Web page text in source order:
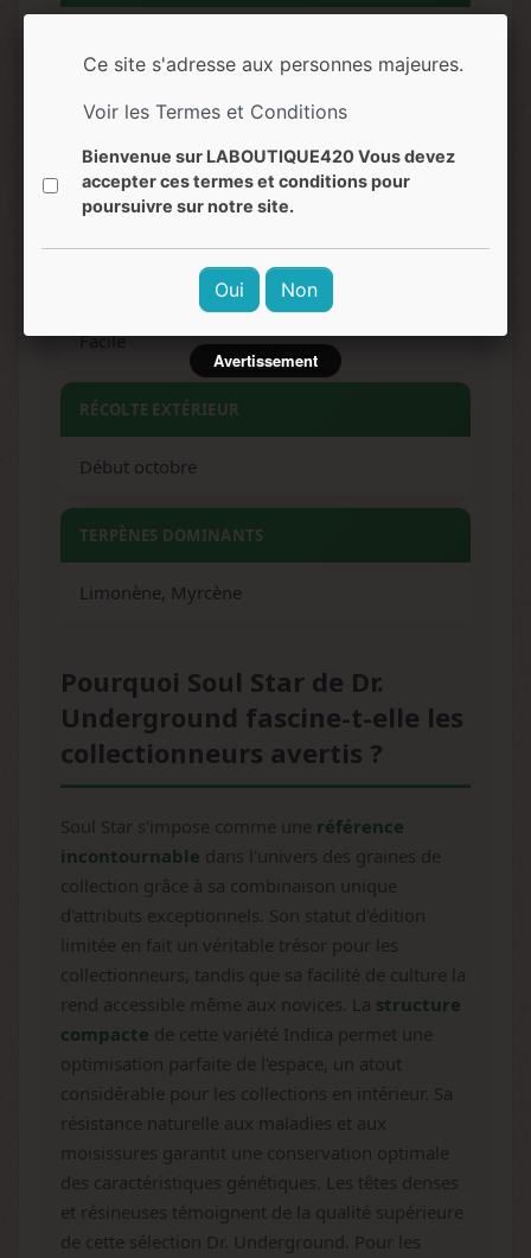
métalliques
Relaxation profonde, euphorie douce,
stimulation créative
NIVEAU DE DIFFICULTÉ
Facile
RÉCOLTE EXTÉRIEUR
Début octobre
TERPÈNES DOMINANTS
Limonène, Myrcène
Pourquoi Soul Star de Dr.
Underground fascine-t-elle les
collectionneurs avertis ?
Soul Star s'impose comme une référence
incontournable dans l'univers des graines de
collection grâce à sa combinaison unique
d'attributs exceptionnels. Son statut d'édition
limitée en fait un véritable trésor pour les
collectionneurs, tandis que sa facilité de culture la
rend accessible même aux novices. La structure
compacte de cette variété Indica permet une
optimisation parfaite de l'espace, un atout
considérable pour les collections en intérieur. Sa
résistance naturelle aux maladies et aux
moisissures garantit une conservation optimale
des caractéristiques génétiques. Les têtes denses
et résineuses témoignent de la qualité supérieure
de cette sélection Dr. Underground. Pour les
Ce site s'adresse aux personnes majeures.
Voir les Termes et Conditions
Bienvenue sur LABOUTIQUE420 Vous devez
accepter ces termes et conditions pour
poursuivre sur notre site.
Oui Non
Avertissement